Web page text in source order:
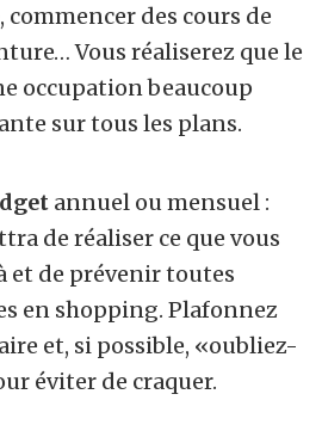
des cours de
Vous réaliserez que le
occupation beaucoup
sur tous les plans.
annuel ou mensuel :
de réaliser ce que vous
et de prévenir toutes
en shopping. Plafonnez
et, si possible, «oubliez-
éviter de craquer.